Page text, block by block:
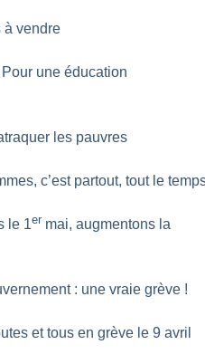
à vendre
une éducation
les pauvres
c’est partout, tout le
le 1er mai, augmentons la
: une vraie grève !
et tous en grève le 9 avril